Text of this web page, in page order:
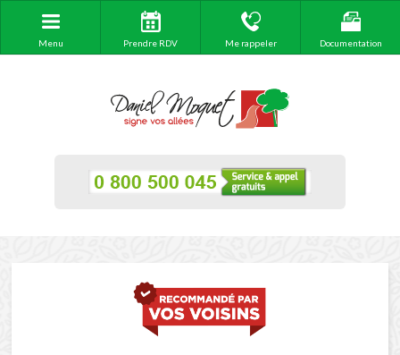
Menu Prendre RDV Me rappeler Documentation